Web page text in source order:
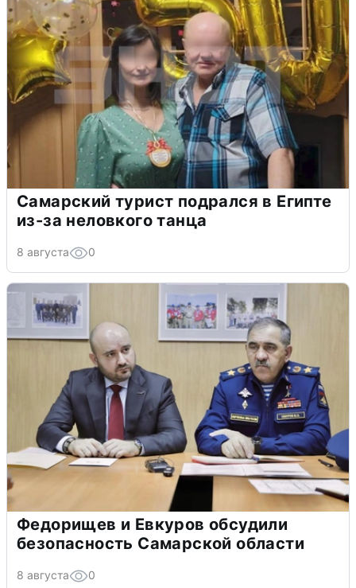
Самарский турист подрался в Египте
из-за неловкого танца
8 августа 0
Федорищев и Евкуров обсудили
безопасность Самарской области
8 августа 0